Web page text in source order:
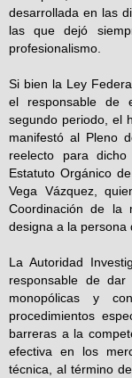
desarrollada en las
las que dejó
profesionalismo.
Si bien la Ley
el responsable de
segundo periodo, el
manifestó al Pleno
reelecto para
Estatuto Orgánico
Vega Vázquez,
Coordinación de la
designa a la persona
La Autoridad
responsable de
monopólicas y
procedimientos
barreras a la
efectiva en los
técnica, al término